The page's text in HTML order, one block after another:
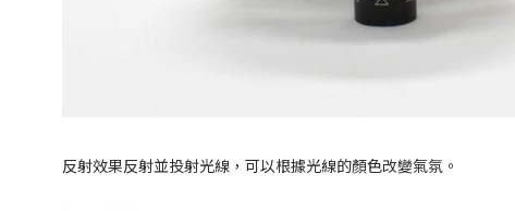
反射效果反射並投射光線，可以根據光線的顏色改變氣氛。